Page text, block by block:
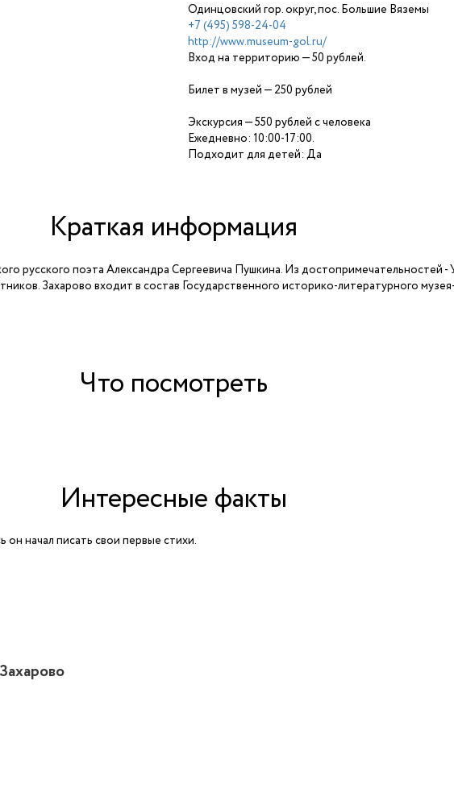
Одинцовский гор. округ, пос. Большие Вяземы
+7 (495) 598-24-04
http://www.museum-gol.ru/
Вход на территорию — 50 рублей.
Билет в музей — 250 рублей
Экскурсия — 550 рублей с человека
Ежедневно: 10:00-17:00.
Подходит для детей: Да
Краткая информация
русского поэта Александра Сергеевича Пушкина. Из достопримечательностей
Захарово входит в состав Государственного историко-литературного
Что посмотреть
Интересные факты
начал писать свои первые стихи.